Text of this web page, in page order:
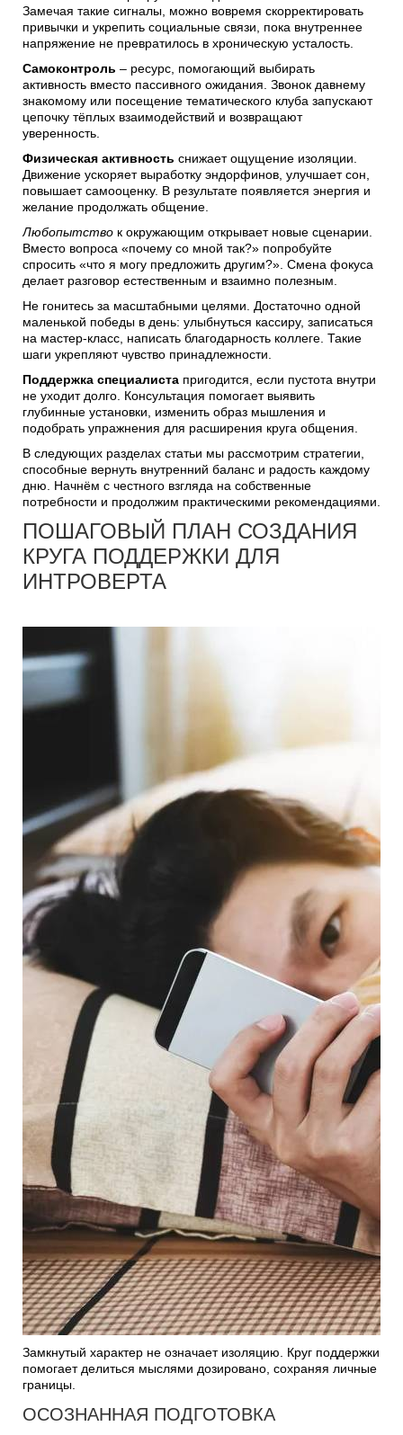
Замечая такие сигналы, можно вовремя скорректировать
привычки и укрепить социальные связи, пока внутреннее
напряжение не превратилось в хроническую усталость.
Самоконтроль – ресурс, помогающий выбирать
активность вместо пассивного ожидания. Звонок давнему
знакомому или посещение тематического клуба запускают
цепочку тёплых взаимодействий и возвращают
уверенность.
Физическая активность снижает ощущение изоляции.
Движение ускоряет выработку эндорфинов, улучшает сон,
повышает самооценку. В результате появляется энергия и
желание продолжать общение.
Любопытство к окружающим открывает новые сценарии.
Вместо вопроса «почему со мной так?» попробуйте
спросить «что я могу предложить другим?». Смена фокуса
делает разговор естественным и взаимно полезным.
Не гонитесь за масштабными целями. Достаточно одной
маленькой победы в день: улыбнуться кассиру, записаться
на мастер-класс, написать благодарность коллеге. Такие
шаги укрепляют чувство принадлежности.
Поддержка специалиста пригодится, если пустота внутри
не уходит долго. Консультация помогает выявить
глубинные установки, изменить образ мышления и
подобрать упражнения для расширения круга общения.
В следующих разделах статьи мы рассмотрим стратегии,
способные вернуть внутренний баланс и радость каждому
дню. Начнём с честного взгляда на собственные
потребности и продолжим практическими рекомендациями.
ПОШАГОВЫЙ ПЛАН СОЗДАНИЯ
КРУГА ПОДДЕРЖКИ ДЛЯ
ИНТРОВЕРТА
Замкнутый характер не означает изоляцию. Круг поддержки
помогает делиться мыслями дозировано, сохраняя личные
границы.
ОСОЗНАННАЯ ПОДГОТОВКА